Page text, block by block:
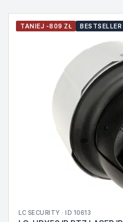
TANIEJ -809 ZŁ BESTSELLER
LC SECURITY · ID 10613